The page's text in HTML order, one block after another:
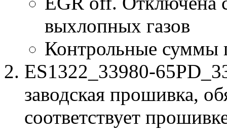
выхлопных газов
Контрольные суммы
ES1322_33980-
заводская прошивка,
соответствует